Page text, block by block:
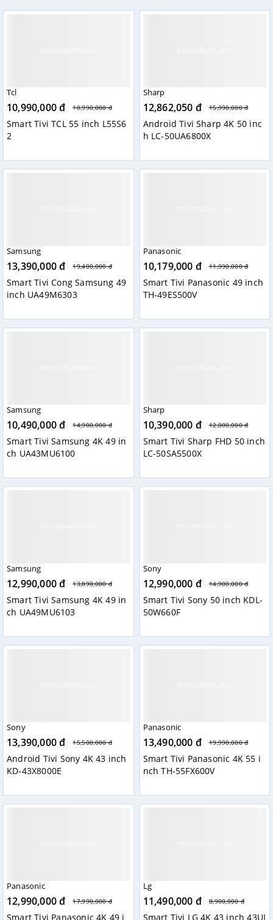
Tcl
10,990,000 đ 10,990,000 đ
Smart Tivi TCL 55 inch L55S6
2
Sharp
12,862,050 đ 15,990,000 đ
Android Tivi Sharp 4K 50 inc
h LC-50UA6800X
Samsung
13,390,000 đ 19,400,000 đ
Smart Tivi Cong Samsung 49
inch UA49M6303
Panasonic
10,179,000 đ 11,990,000 đ
Smart Tivi Panasonic 49 inch
TH-49ES500V
Samsung
10,490,000 đ 14,900,000 đ
Smart Tivi Samsung 4K 49 in
ch UA43MU6100
Sharp
10,390,000 đ 12,000,000 đ
Smart Tivi Sharp FHD 50 inch
LC-50SA5500X
Samsung
12,990,000 đ 13,890,000 đ
Smart Tivi Samsung 4K 49 in
ch UA49MU6103
Sony
12,990,000 đ 14,900,000 đ
Smart Tivi Sony 50 inch KDL-
50W660F
Sony
13,390,000 đ 15,500,000 đ
Android Tivi Sony 4K 43 inch
KD-43X8000E
Panasonic
13,490,000 đ 19,990,000 đ
Smart Tivi Panasonic 4K 55 i
nch TH-55FX600V
Panasonic
12,990,000 đ 17,990,000 đ
Smart Tivi Panasonic 4K 49 i
Lg
11,490,000 đ 8,900,000 đ
Smart Tivi LG 4K 43 inch 43UJ